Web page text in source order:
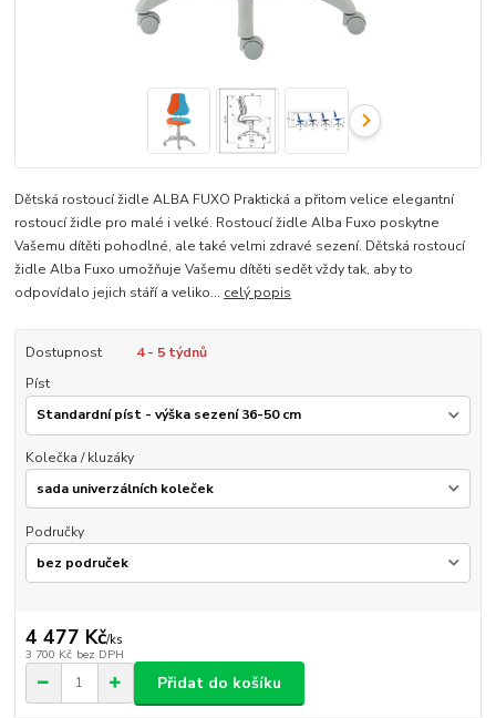
Dětská rostoucí židle ALBA FUXO Praktická a přitom velice elegantní
rostoucí židle pro malé i velké. Rostoucí židle Alba Fuxo poskytne
Vašemu dítěti pohodlné, ale také velmi zdravé sezení. Dětská rostoucí
židle Alba Fuxo umožňuje Vašemu dítěti sedět vždy tak, aby to
odpovídalo jejich stáří a veliko... celý popis
Dostupnost
4 - 5 týdnů
Píst
Kolečka / kluzáky
Područky
4 477 Kč/ks
3 700 Kč bez DPH
Přidat do košíku